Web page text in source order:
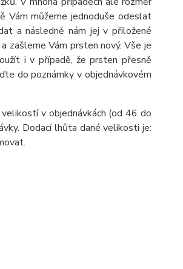
Vám můžeme jednoduše odeslat
a následně nám jej v přiložené
zašleme Vám prsten nový. Vše je
i v případě, že prsten přesně
do poznámky v objednávkovém
v objednávkách (od 46 do
Dodací lhůta dané velikosti je: